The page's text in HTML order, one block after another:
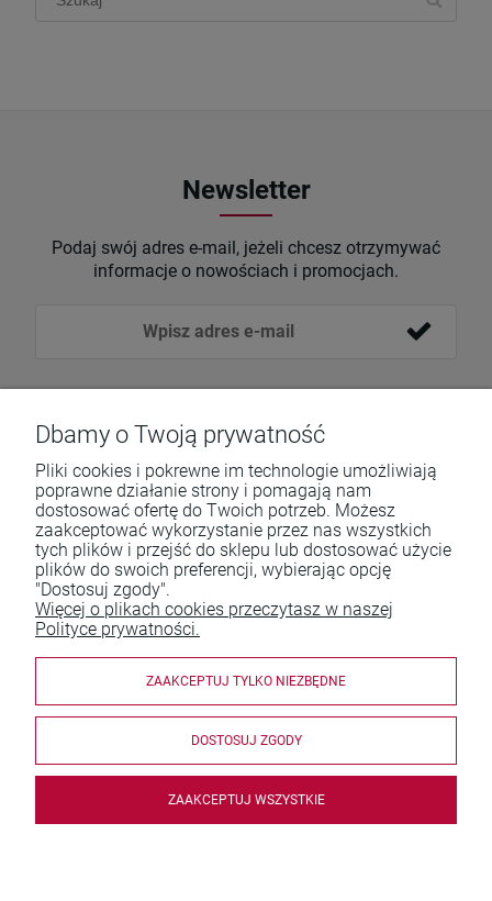
Newsletter
Podaj swój adres e-mail, jeżeli chcesz otrzymywać
informacje o nowościach i promocjach.
Pomoc
Moje konto
Płatności i dostawa
Informacje
O nas
Dbamy o Twoją prywatność
Pliki cookies i pokrewne im technologie umożliwiają
poprawne działanie strony i pomagają nam
dostosować ofertę do Twoich potrzeb. Możesz
zaakceptować wykorzystanie przez nas wszystkich
tych plików i przejść do sklepu lub dostosować użycie
plików do swoich preferencji, wybierając opcję
"Dostosuj zgody".
Więcej o plikach cookies przeczytasz w naszej
Polityce prywatności.
ZAAKCEPTUJ TYLKO NIEZBĘDNE
DOSTOSUJ ZGODY
ZAAKCEPTUJ WSZYSTKIE